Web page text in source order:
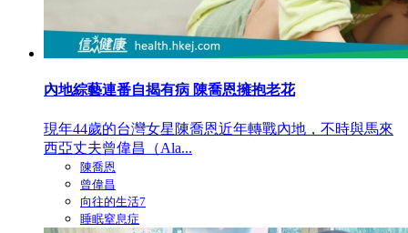
內地綜藝連番自揭有病 陳喬恩擁抱老花
現年44歲的台灣女星陳喬恩近年轉戰內地，不時與馬來
西亞丈夫曾偉昌（Ala...
陳喬恩
曾偉昌
向往的生活7
睡眠窒息症